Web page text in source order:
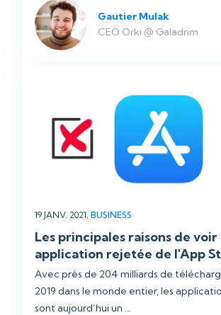
Gautier Mulak
CEO Orki @ Galadrim
19 JANV. 2021, BUSINESS
Les principales raisons de
application rejetée de l'App
Avec près de 204 milliards de
2019 dans le monde entier, les
sont aujourd’hui un ...